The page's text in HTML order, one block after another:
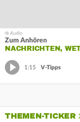
Zum Anhören
NACHRICHTEN,
1:15 V-Tipps
THEMEN-TICKER